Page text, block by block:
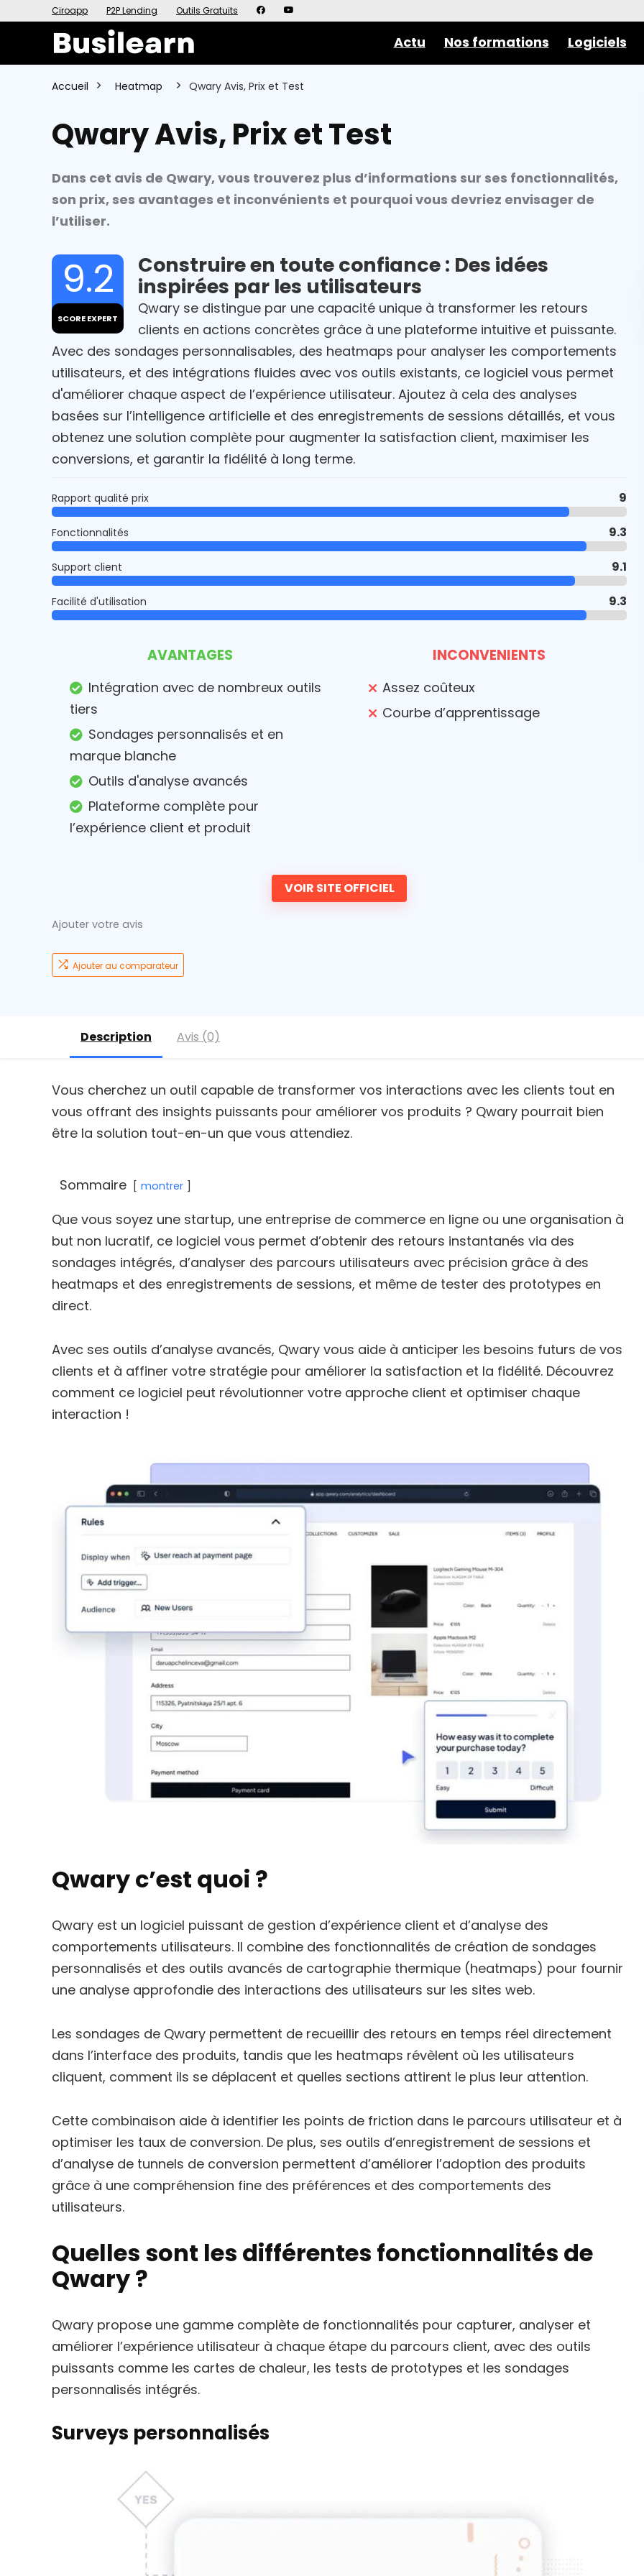
Ciroapp P2P Lending Outils Gratuits
Actu Nos formations Logiciels
Accueil Heatmap Qwary Avis, Prix et Test
Qwary Avis, Prix et Test
Dans cet avis de Qwary, vous trouverez plus d’informations sur ses fonctionnalités,
son prix, ses avantages et inconvénients et pourquoi vous devriez envisager de
l’utiliser.
9.2
SCORE EXPERT
Construire en toute confiance : Des idées
inspirées par les utilisateurs
Qwary se distingue par une capacité unique à transformer les retours
clients en actions concrètes grâce à une plateforme intuitive et puissante.
Avec des sondages personnalisables, des heatmaps pour analyser les comportements
utilisateurs, et des intégrations fluides avec vos outils existants, ce logiciel vous permet
d'améliorer chaque aspect de l’expérience utilisateur. Ajoutez à cela des analyses
basées sur l’intelligence artificielle et des enregistrements de sessions détaillés, et vous
obtenez une solution complète pour augmenter la satisfaction client, maximiser les
conversions, et garantir la fidélité à long terme.
Rapport qualité prix 9
Fonctionnalités 9.3
Support client 9.1
Facilité d'utilisation 9.3
AVANTAGES
Intégration avec de nombreux outils
tiers
Sondages personnalisés et en
marque blanche
Outils d'analyse avancés
Plateforme complète pour
l’expérience client et produit
INCONVENIENTS
Assez coûteux
Courbe d’apprentissage
VOIR SITE OFFICIEL
Ajouter votre avis
Ajouter au comparateur
Description Avis (0)
Vous cherchez un outil capable de transformer vos interactions avec les clients tout en
vous offrant des insights puissants pour améliorer vos produits ? Qwary pourrait bien
être la solution tout-en-un que vous attendiez.
Sommaire montrer
Que vous soyez une startup, une entreprise de commerce en ligne ou une organisation à
but non lucratif, ce logiciel vous permet d’obtenir des retours instantanés via des
sondages intégrés, d’analyser des parcours utilisateurs avec précision grâce à des
heatmaps et des enregistrements de sessions, et même de tester des prototypes en
direct.
Avec ses outils d’analyse avancés, Qwary vous aide à anticiper les besoins futurs de vos
clients et à affiner votre stratégie pour améliorer la satisfaction et la fidélité. Découvrez
comment ce logiciel peut révolutionner votre approche client et optimiser chaque
interaction !
Qwary c’est quoi ?
Qwary est un logiciel puissant de gestion d’expérience client et d’analyse des
comportements utilisateurs. Il combine des fonctionnalités de création de sondages
personnalisés et des outils avancés de cartographie thermique (heatmaps) pour fournir
une analyse approfondie des interactions des utilisateurs sur les sites web.
Les sondages de Qwary permettent de recueillir des retours en temps réel directement
dans l’interface des produits, tandis que les heatmaps révèlent où les utilisateurs
cliquent, comment ils se déplacent et quelles sections attirent le plus leur attention.
Cette combinaison aide à identifier les points de friction dans le parcours utilisateur et à
optimiser les taux de conversion. De plus, ses outils d’enregistrement de sessions et
d’analyse de tunnels de conversion permettent d’améliorer l’adoption des produits
grâce à une compréhension fine des préférences et des comportements des
utilisateurs.
Quelles sont les différentes fonctionnalités de
Qwary ?
Qwary propose une gamme complète de fonctionnalités pour capturer, analyser et
améliorer l’expérience utilisateur à chaque étape du parcours client, avec des outils
puissants comme les cartes de chaleur, les tests de prototypes et les sondages
personnalisés intégrés.
Surveys personnalisés